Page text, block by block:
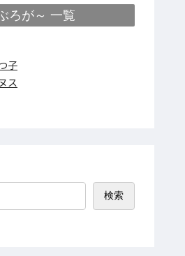
ろが～ 一覧
子
ス
検索